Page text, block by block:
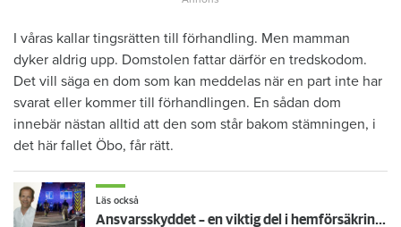
I våras kallar tingsrätten till förhandling. Men mamman
dyker aldrig upp. Domstolen fattar därför en tredskodom.
Det vill säga en dom som kan meddelas när en part inte har
svarat eller kommer till förhandlingen. En sådan dom
innebär nästan alltid att den som står bakom stämningen, i
det här fallet Öbo, får rätt.
Läs också
Ansvarsskyddet – en viktig del i hemförsäkringen